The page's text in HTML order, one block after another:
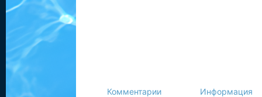
Комментарии Информация